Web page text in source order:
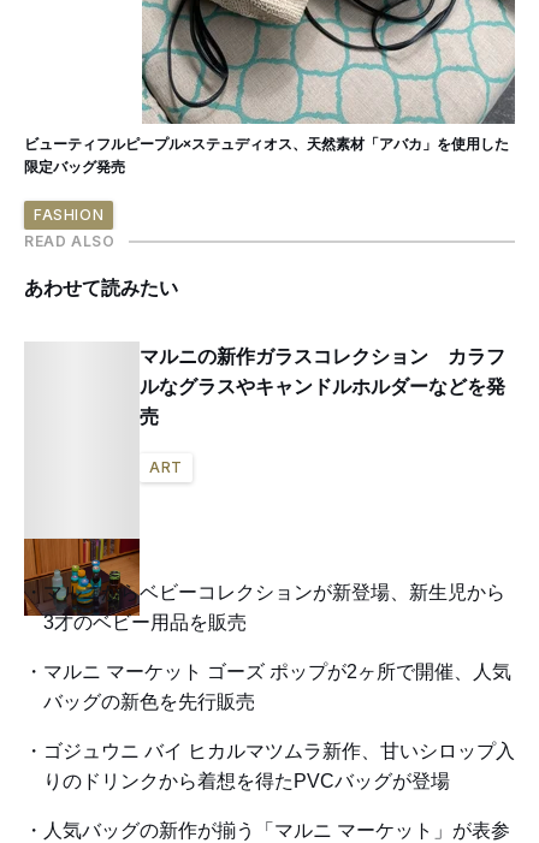
ビューティフルピープル×ステュディオス、天然素材「アバカ」を使用した
限定バッグ発売
FASHION
READ ALSO
あわせて読みたい
マルニの新作ガラスコレクション カラフ
ルなグラスやキャンドルホルダーなどを発
売
ART
マルニからベビーコレクションが新登場、新生児から
3才のベビー用品を販売
マルニ マーケット ゴーズ ポップが2ヶ所で開催、人気
バッグの新色を先行販売
ゴジュウニ バイ ヒカルマツムラ新作、甘いシロップ入
りのドリンクから着想を得たPVCバッグが登場
人気バッグの新作が揃う「マルニ マーケット」が表参